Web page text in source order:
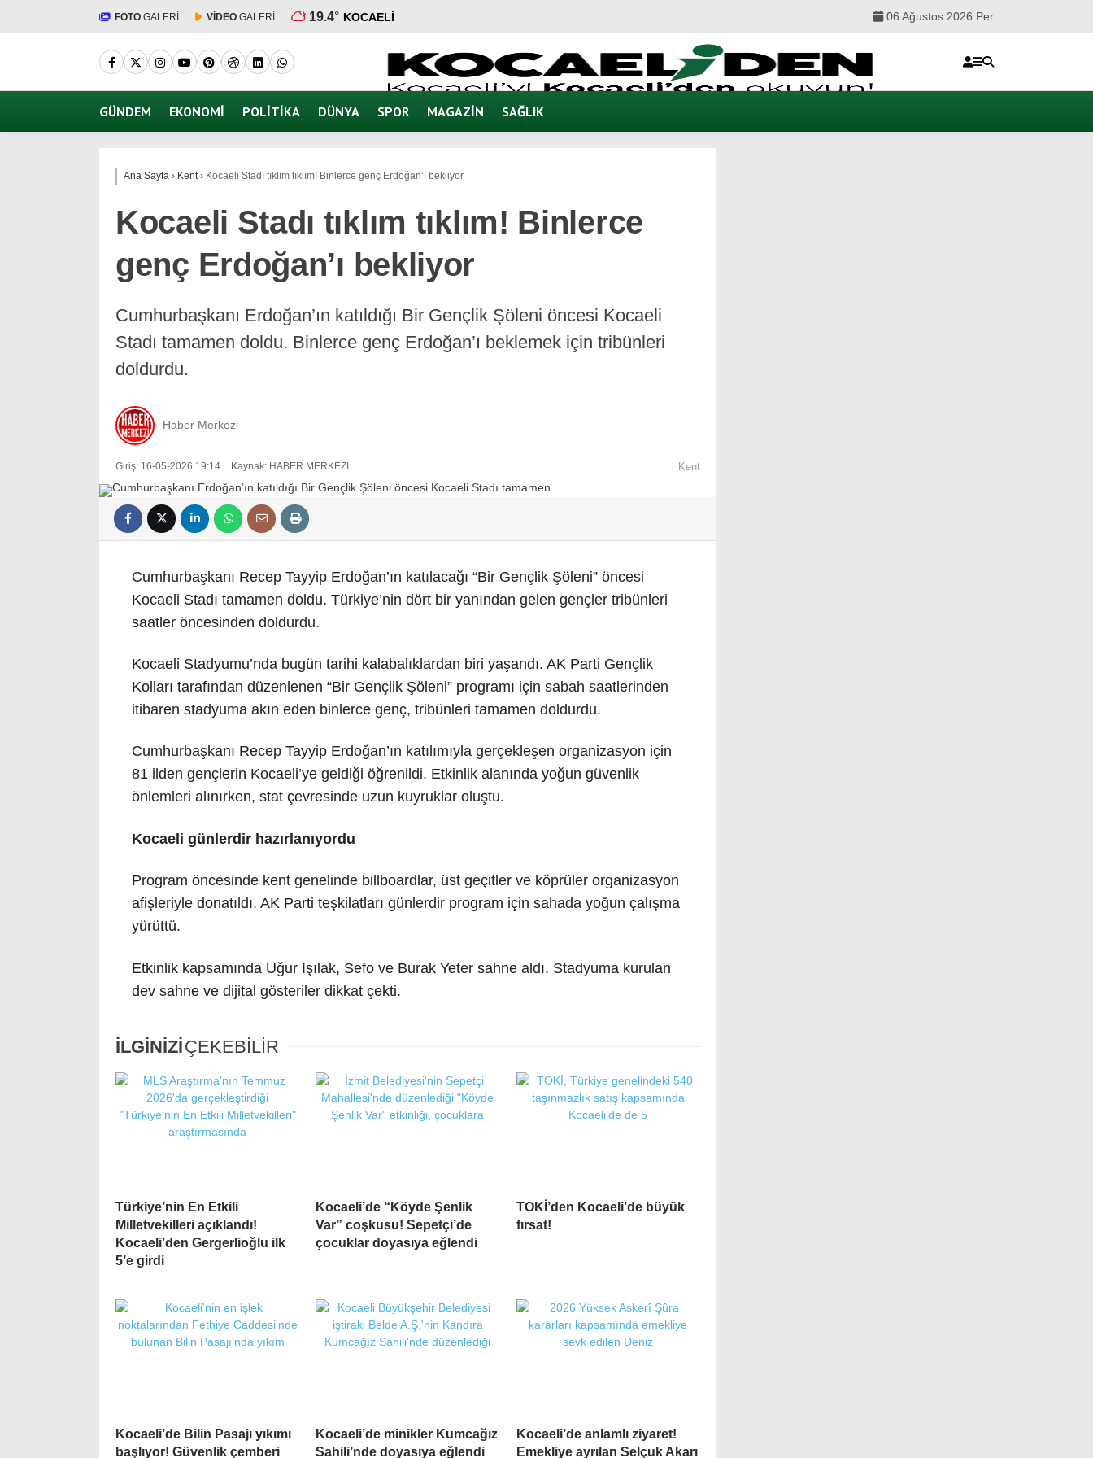
FOTO GALERİ VİDEO GALERİ 19.4° KOCAELI 06 Ağustos 2026 Per
GÜNDEM EKONOMI POLITIKA DÜNYA SPOR MAGAZIN SAĞLIK
Ana Sayfa › Kent› Kocaeli Stadı tıklım tıklım! Binlerce genç Erdoğan’ı bekliyor
Kocaeli Stadı tıklım tıklım! Binlerce
genç Erdoğan’ı bekliyor
Cumhurbaşkanı Erdoğan’ın katıldığı Bir Gençlik Şöleni öncesi Kocaeli
Stadı tamamen doldu. Binlerce genç Erdoğan’ı beklemek için tribünleri
doldurdu.
Haber Merkezi
Giriş: 16-05-2026 19:14 Kaynak: HABER MERKEZI Kent
Cumhurbaşkanı Recep Tayyip Erdoğan’ın katılacağı “Bir Gençlik Şöleni” öncesi
Kocaeli Stadı tamamen doldu. Türkiye’nin dört bir yanından gelen gençler tribünleri
saatler öncesinden doldurdu.
Kocaeli Stadyumu’nda bugün tarihi kalabalıklardan biri yaşandı. AK Parti Gençlik
Kolları tarafından düzenlenen “Bir Gençlik Şöleni” programı için sabah saatlerinden
itibaren stadyuma akın eden binlerce genç, tribünleri tamamen doldurdu.
Cumhurbaşkanı Recep Tayyip Erdoğan’ın katılımıyla gerçekleşen organizasyon için
81 ilden gençlerin Kocaeli’ye geldiği öğrenildi. Etkinlik alanında yoğun güvenlik
önlemleri alınırken, stat çevresinde uzun kuyruklar oluştu.
Kocaeli günlerdir hazırlanıyordu
Program öncesinde kent genelinde billboardlar, üst geçitler ve köprüler organizasyon
afişleriyle donatıldı. AK Parti teşkilatları günlerdir program için sahada yoğun çalışma
yürüttü.
Etkinlik kapsamında Uğur Işılak, Sefo ve Burak Yeter sahne aldı. Stadyuma kurulan
dev sahne ve dijital gösteriler dikkat çekti.
İLGİNİZİÇEKEBİLİR
Türkiye’nin En Etkili
Milletvekilleri açıklandı!
Kocaeli’den Gergerlioğlu ilk
5’e girdi
Kocaeli’de “Köyde Şenlik
Var” coşkusu! Sepetçi’de
çocuklar doyasıya eğlendi
TOKİ’den Kocaeli’de büyük
fırsat!
Kocaeli’de Bilin Pasajı yıkımı
başlıyor! Güvenlik çemberi
Kocaeli’de minikler Kumcağız
Sahili’nde doyasıya eğlendi
Kocaeli’de anlamlı ziyaret!
Emekliye ayrılan Selçuk Akarı